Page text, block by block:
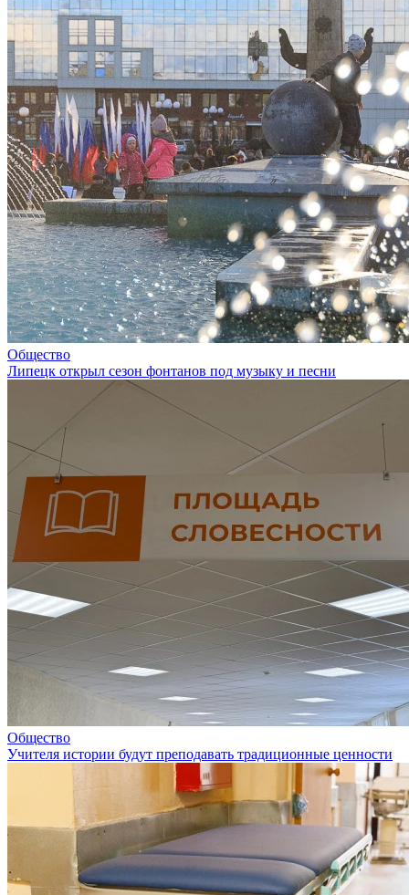
Общество
Липецк открыл сезон фонтанов под музыку и песни
Общество
Учителя истории будут преподавать традиционные ценности